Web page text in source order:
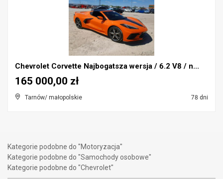
Chevrolet Corvette Najbogatsza wersja / 6.2 V8 / n...
Tarnów/ małopolskie 78 dni
165 000,00 zł
Kategorie podobne do "Motoryzacja"
Kategorie podobne do "Samochody osobowe"
Kategorie podobne do "Chevrolet"